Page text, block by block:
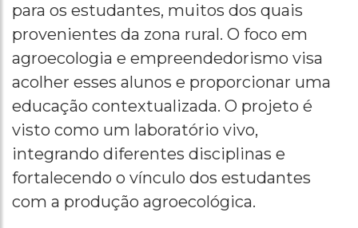
para os estudantes, muitos dos quais
provenientes da zona rural. O foco em
agroecologia e empreendedorismo visa
acolher esses alunos e proporcionar uma
educação contextualizada. O projeto é
visto como um laboratório vivo,
integrando diferentes disciplinas e
fortalecendo o vínculo dos estudantes
com a produção agroecológica.